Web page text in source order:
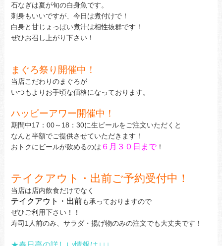
石なぎは夏が旬の白身魚です。
刺身もいいですが、今日は煮付けで！
白身と甘じょっぱい煮汁は相性抜群です！
ぜひお召し上がり下さい！
まぐろ祭り開催中！
当店こだわりのまぐろが
いつもよりお手頃な価格になっております。
ハッピーアワー開催中！
期間中17：00～18：30に生ビールをご注文いただくと
なんと半額でご提供させていただきます！
おトクにビールが飲めるのは ６月３０日まで！
テイクアウト・出前ご予約受付中！
当店は店内飲食だけでなく
テイクアウト・出前も承っておりますので
ぜひご利用下さい！！
寿司1人前のみ、サラダ・揚げ物のみの注文でも大丈夫です！